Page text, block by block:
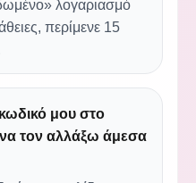
λογαριασμό
περίμενε 15
μου στο
τον αλλάξω άμεσα